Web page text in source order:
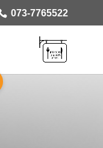
073-7765522